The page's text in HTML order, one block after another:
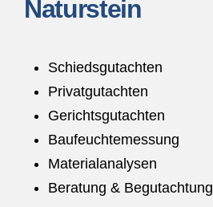
Naturstein
Schiedsgutachten
Privatgutachten
Gerichtsgutachten
Baufeuchtemessung
Materialanalysen
Beratung & Begutachtung